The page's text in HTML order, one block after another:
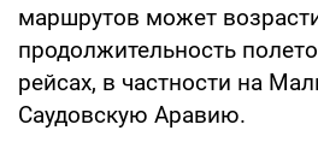
маршрутов может
продолжительность
рейсах, в частности на
Саудовскую Аравию.